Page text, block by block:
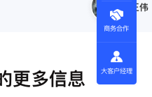
王伟
更多信息
商务合作
大客户经理